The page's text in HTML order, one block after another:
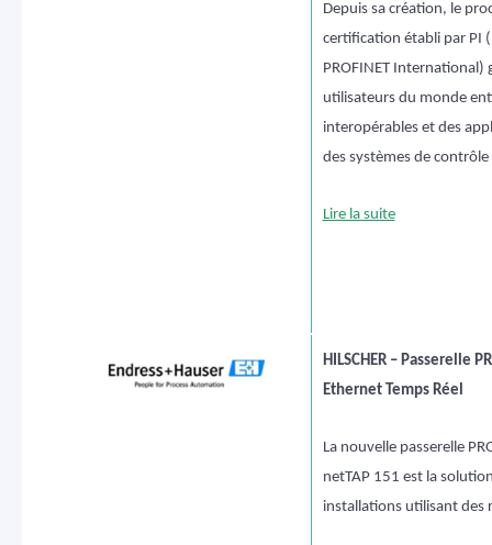
Depuis sa création, le
certification établi par PI
PROFINET International)
utilisateurs du monde
interopérables et des
des systèmes de
Lire la suite
HILSCHER – Passerelle
Ethernet Temps Réel
La nouvelle passerelle
netTAP 151 est la
installations utilisant des